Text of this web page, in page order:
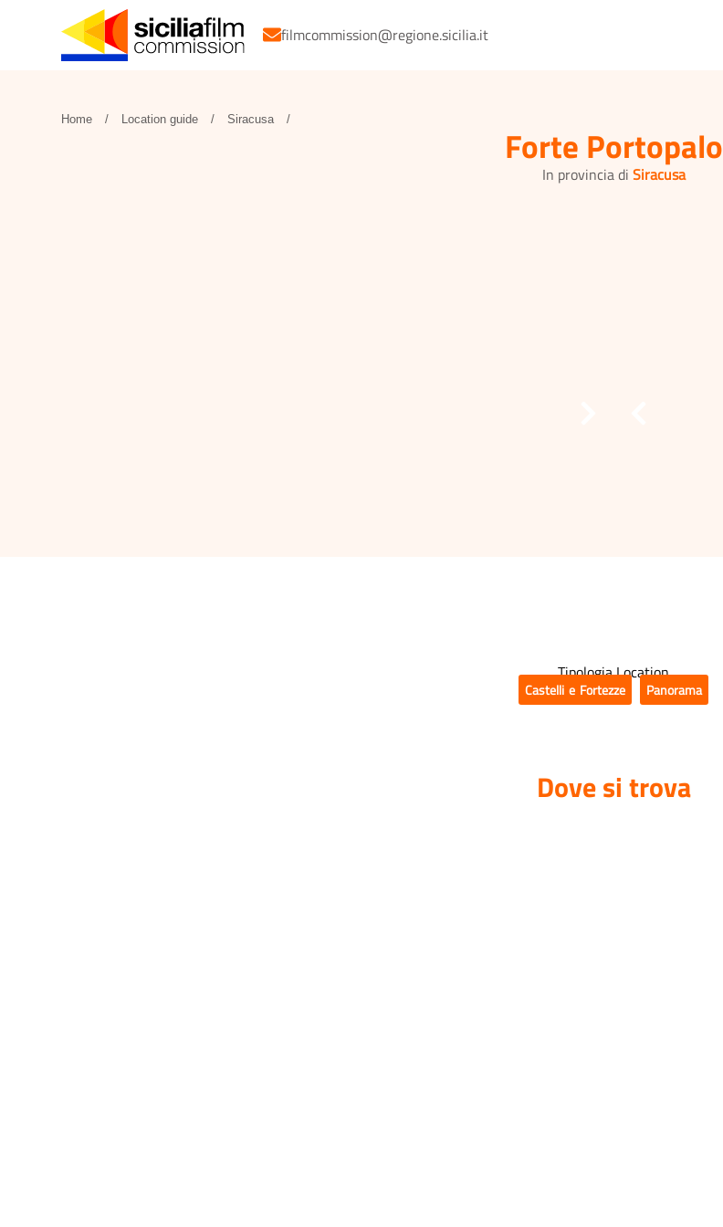
filmcommission@regione.sicilia.it
Home / Location guide / Siracusa /
Forte Portopalo
In provincia di Siracusa
Tipologia Location
Castelli e Fortezze Panorama
Dove si trova